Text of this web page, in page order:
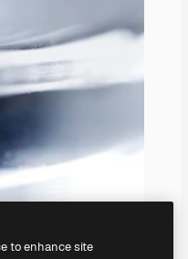
to enhance site